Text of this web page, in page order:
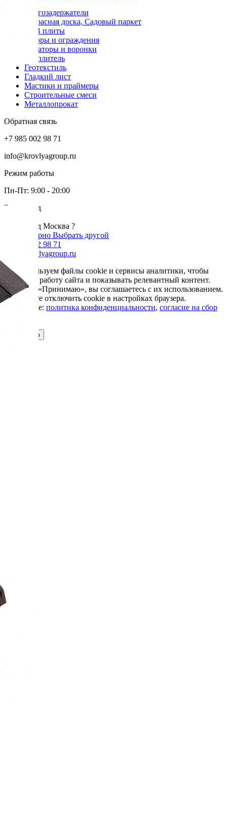
Снегозадержатели
Террасная доска, Садовый паркет
OSB плиты
Заборы и ограждения
Аэраторы и воронки
Утеплитель
Геотекстиль
Гладкий лист
Мастики и праймеры
Строительные смеси
Металлопрокат
Обратная связь
+7 985 002 98 71
info@krovlyagroup.ru
Режим работы
Пн-Пт: 9:00 - 20:00
Ваш город
Ваш город Москва ?
Да, все верно Выбрать другой
+7 985 002 98 71
info@krovlyagroup.ru
Мы используем файлы cookie и сервисы аналитики, чтобы
улучшить работу сайта и показывать релевантный контент.
Нажимая «Принимаю», вы соглашаетесь с их использованием.
Вы можете отключить cookie в настройках браузера.
Подробнее: политика конфиденциальности, согласие на сбор
Принимаю